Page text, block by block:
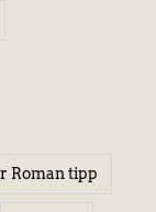
Roman tipp